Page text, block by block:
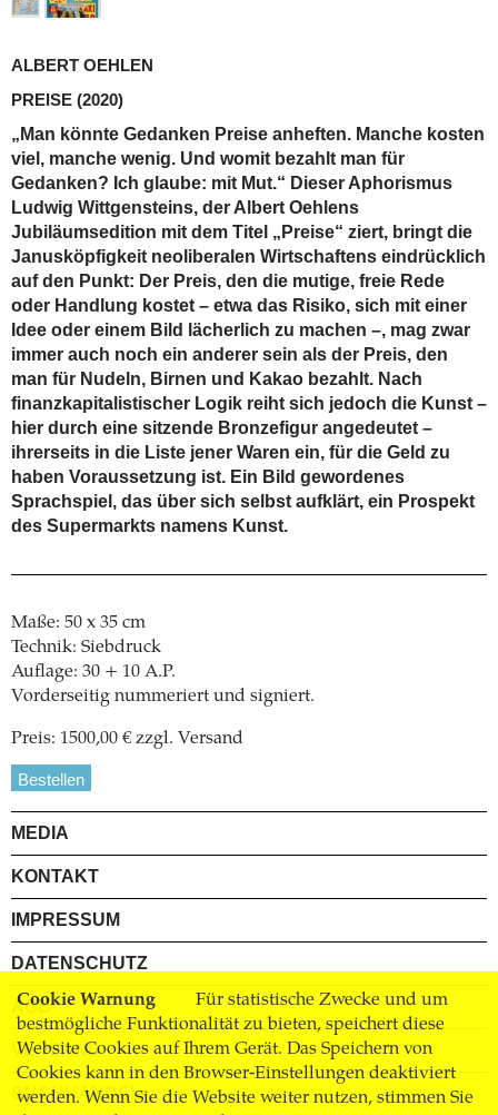
Cookie Warnung
Für statistische Zwecke und um
bestmögliche Funktionalität zu bieten, speichert diese
Website Cookies auf Ihrem Gerät. Das Speichern von
Cookies kann in den Browser-Einstellungen deaktiviert
werden. Wenn Sie die Website weiter nutzen, stimmen Sie
ALBERT OEHLEN
PREISE (2020)
„Man könnte Gedanken Preise anheften. Manche kosten
viel, manche wenig. Und womit bezahlt man für
Gedanken? Ich glaube: mit Mut.“ Dieser Aphorismus
Ludwig Wittgensteins, der Albert Oehlens
Jubiläumsedition mit dem Titel „Preise“ ziert, bringt die
Janusköpfigkeit neoliberalen Wirtschaftens eindrücklich
auf den Punkt: Der Preis, den die mutige, freie Rede
oder Handlung kostet – etwa das Risiko, sich mit einer
Idee oder einem Bild lächerlich zu machen –, mag zwar
immer auch noch ein anderer sein als der Preis, den
man für Nudeln, Birnen und Kakao bezahlt. Nach
finanzkapitalistischer Logik reiht sich jedoch die Kunst –
hier durch eine sitzende Bronzefigur angedeutet –
ihrerseits in die Liste jener Waren ein, für die Geld zu
haben Voraussetzung ist. Ein Bild gewordenes
Sprachspiel, das über sich selbst aufklärt, ein Prospekt
des Supermarkts namens Kunst.
Maße: 50 x 35 cm
Technik: Siebdruck
Auflage: 30 + 10 A.P.
Vorderseitig nummeriert und signiert.
Preis: 1500,00 € zzgl. Versand
Bestellen
MEDIA
KONTAKT
IMPRESSUM
DATENSCHUTZ
AGB
VERSAND
BUCHHANDEL